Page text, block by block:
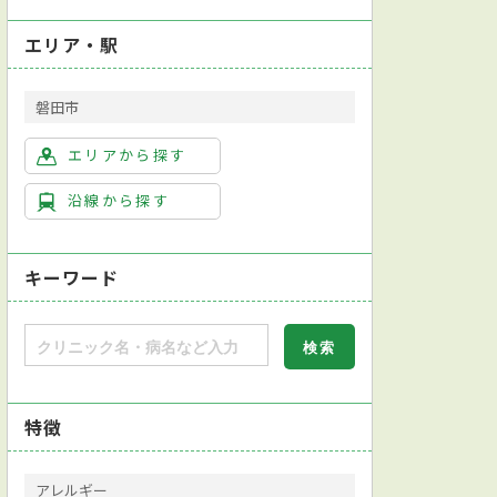
エリア・駅
磐田市
エリアから探す
沿線から探す
キーワード
特徴
アレルギー